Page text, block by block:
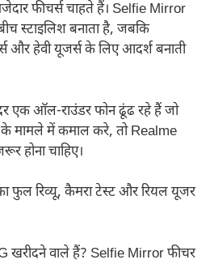
फीचर्स चाहते हैं। Selfie Mirror
स्टाइलिश बनाता है, जबकि
और हेवी यूजर्स के लिए आदर्श बनाती
ऑल-राउंडर फोन ढूंढ रहे हैं जो
के मामले में कमाल करे, तो Realme
होना चाहिए।
फुल रिव्यू, कैमरा टेस्ट और रियल यूजर
खरीदने वाले हैं? Selfie Mirror फीचर